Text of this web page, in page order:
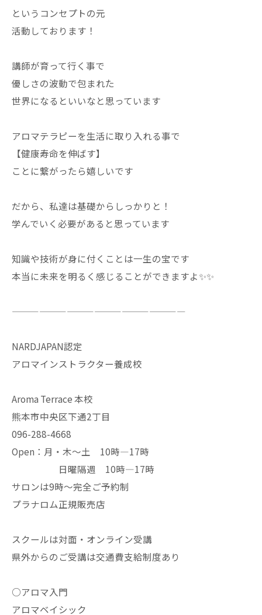
というコンセプトの元
活動しております！
講師が育って行く事で
優しさの波動で包まれた
世界になるといいなと思っています
アロマテラピーを生活に取り入れる事で
【健康寿命を伸ばす】
ことに繋がったら嬉しいです
だから、私達は基礎からしっかりと！
学んでいく必要があると思っています
知識や技術が身に付くことは一生の宝です
本当に未来を明るく感じることができますよ✨✨
———————————————————
NARDJAPAN認定
アロマインストラクター養成校
Aroma Terrace 本校
熊本市中央区下通2丁目
096-288-4668
Open：月・木〜土 10時—17時
日曜隔週 10時—17時
サロンは9時〜完全ご予約制
プラナロム正規販売店
スクールは対面・オンライン受講
県外からのご受講は交通費支給制度あり
○アロマ入門
アロマベイシック